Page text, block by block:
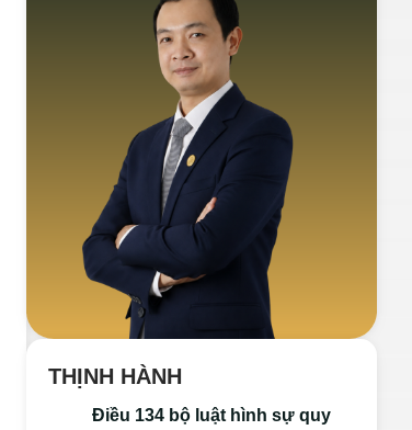
THỊNH HÀNH
Điều 134 bộ luật hình sự quy